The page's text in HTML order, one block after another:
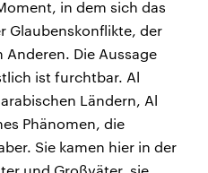
in dem sich das
Glaubenskonflikte, der
Anderen. Die Aussage
ist furchtbar. Al
Ländern, Al
Phänomen, die
Sie kamen hier in der